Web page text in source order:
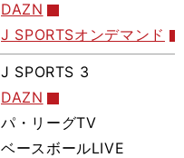
DAZN
J SPORTSオンデマンド
J SPORTS 3
DAZN
パ・リーグTV
ベースボールLIVE